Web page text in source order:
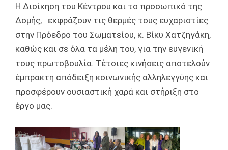
Η Διοίκηση του Κέντρου και το προσωπικό της
Δομής, εκφράζουν τις θερμές τους ευχαριστίες
στην Πρόεδρο του Σωματείου, κ. Βίκυ Χατζηγάκη,
καθώς και σε όλα τα μέλη του, για την ευγενική
τους πρωτοβουλία. Τέτοιες κινήσεις αποτελούν
έμπρακτη απόδειξη κοινωνικής αλληλεγγύης και
προσφέρουν ουσιαστική χαρά και στήριξη στο
έργο μας.